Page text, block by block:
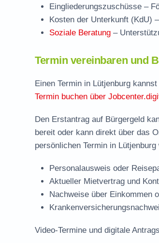
Eingliederungszuschüsse –
Kosten der Unterkunft (KdU)
Soziale Beratung –
Termin vereinbaren und
Einen Termin in Lütjenburg
Termin buchen über
Den Erstantrag auf Bürgergeld
bereit oder kann direkt über das
persönlichen Termin in
Personalausweis oder
Aktueller Mietvertrag und
Nachweise über Einkommen
Video-Termine und digitale